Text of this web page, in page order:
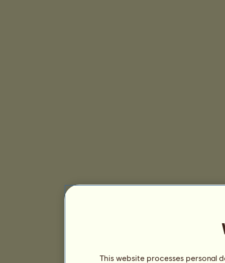
This website processes personal